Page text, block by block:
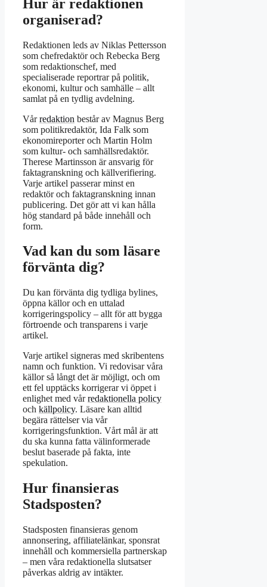
Hur är redaktionen
organiserad?
Redaktionen leds av Niklas Pettersson
som chefredaktör och Rebecka Berg
som redaktionschef, med
specialiserade reportrar på politik,
ekonomi, kultur och samhälle – allt
samlat på en tydlig avdelning.
Vårredaktion består av Magnus Berg
som politikredaktör, Ida Falk som
ekonomireporter och Martin Holm
som kultur- och samhällsredaktör.
Therese Martinsson är ansvarig för
faktagranskning och källverifiering.
Varje artikel passerar minst en
redaktör och faktagranskning innan
publicering. Det gör att vi kan hålla
hög standard på både innehåll och
form.
Vad kan du som läsare
förvänta dig?
Du kan förvänta dig tydliga bylines,
öppna källor och en uttalad
korrigeringspolicy – allt för att bygga
förtroende och transparens i varje
artikel.
Varje artikel signeras med skribentens
namn och funktion. Vi redovisar våra
källor så långt det är möjligt, och om
ett fel upptäcks korrigerar vi öppet i
enlighet med vårredaktionella policy
och källpolicy. Läsare kan alltid
begära rättelser via vår
korrigeringsfunktion. Vårt mål är att
du ska kunna fatta välinformerade
beslut baserade på fakta, inte
spekulation.
Hur finansieras
Stadsposten?
Stadsposten finansieras genom
annonsering, affiliatelänkar, sponsrat
innehåll och kommersiella partnerskap
– men våra redaktionella slutsatser
påverkas aldrig av intäkter.